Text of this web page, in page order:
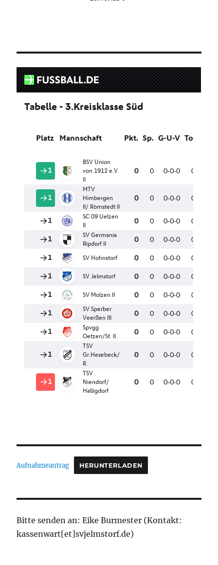
Aufnahmeantrag HERUNTERLADEN
Bitte senden an: Eike Burmester (Kontakt:
kassenwart[et]svjelmstorf.de)